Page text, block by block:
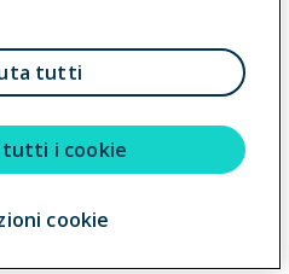
|
Il Gruppo Generali
|
Accessibilità
è un marchio commerciale di
Gruppo Assicurazioni Generali S.p.A.
tutti
i cookie
cookie